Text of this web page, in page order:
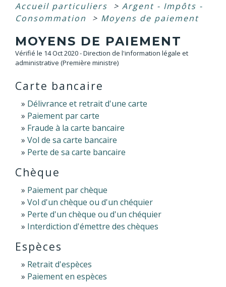
Accueil particuliers > Argent - Impôts -
Consommation
> Moyens de paiement
MOYENS DE PAIEMENT
Vérifié le 14 Oct 2020 - Direction de l'information légale et
administrative (Première ministre)
Carte bancaire
Délivrance et retrait d'une carte
Paiement par carte
Fraude à la carte bancaire
Vol de sa carte bancaire
Perte de sa carte bancaire
Chèque
Paiement par chèque
Vol d'un chèque ou d'un chéquier
Perte d'un chèque ou d'un chéquier
Interdiction d'émettre des chèques
Espèces
Retrait d'espèces
Paiement en espèces